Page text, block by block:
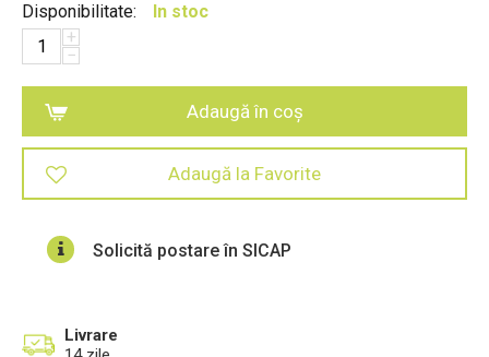
Disponibilitate:
In stoc
+
−
Adaugă în coș
Adaugă la Favorite
Solicită postare în SICAP
Livrare